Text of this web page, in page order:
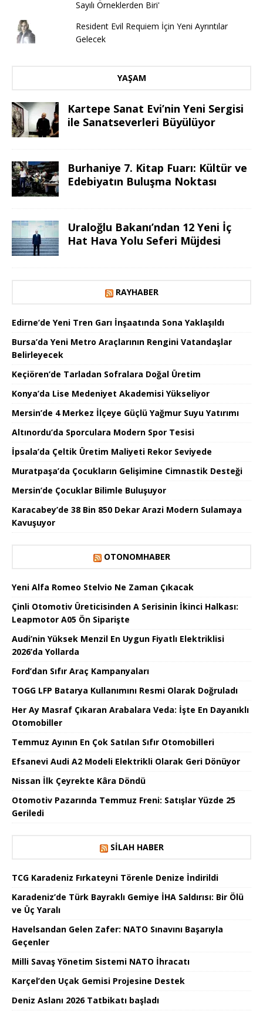
Sayılı Örneklerden Biri'
Resident Evil Requiem İçin Yeni Ayrıntılar
Gelecek
YAŞAM
Kartepe Sanat Evi’nin Yeni Sergisi
ile Sanatseverleri Büyülüyor
Burhaniye 7. Kitap Fuarı: Kültür ve
Edebiyatın Buluşma Noktası
Uraloğlu Bakanı’ndan 12 Yeni İç
Hat Hava Yolu Seferi Müjdesi
RAYHABER
Edirne’de Yeni Tren Garı İnşaatında Sona Yaklaşıldı
Bursa’da Yeni Metro Araçlarının Rengini Vatandaşlar
Belirleyecek
Keçiören’de Tarladan Sofralara Doğal Üretim
Konya’da Lise Medeniyet Akademisi Yükseliyor
Mersin’de 4 Merkez İlçeye Güçlü Yağmur Suyu Yatırımı
Altınordu’da Sporculara Modern Spor Tesisi
İpsala’da Çeltik Üretim Maliyeti Rekor Seviyede
Muratpaşa’da Çocukların Gelişimine Cimnastik Desteği
Mersin’de Çocuklar Bilimle Buluşuyor
Karacabey’de 38 Bin 850 Dekar Arazi Modern Sulamaya
Kavuşuyor
OTONOMHABER
Yeni Alfa Romeo Stelvio Ne Zaman Çıkacak
Çinli Otomotiv Üreticisinden A Serisinin İkinci Halkası:
Leapmotor A05 Ön Siparişte
Audi’nin Yüksek Menzil En Uygun Fiyatlı Elektriklisi
2026’da Yollarda
Ford’dan Sıfır Araç Kampanyaları
TOGG LFP Batarya Kullanımını Resmi Olarak Doğruladı
Her Ay Masraf Çıkaran Arabalara Veda: İşte En Dayanıklı
Otomobiller
Temmuz Ayının En Çok Satılan Sıfır Otomobilleri
Efsanevi Audi A2 Modeli Elektrikli Olarak Geri Dönüyor
Nissan İlk Çeyrekte Kâra Döndü
Otomotiv Pazarında Temmuz Freni: Satışlar Yüzde 25
Geriledi
SILAH HABER
TCG Karadeniz Fırkateyni Törenle Denize İndirildi
Karadeniz’de Türk Bayraklı Gemiye İHA Saldırısı: Bir Ölü
ve Üç Yaralı
Havelsandan Gelen Zafer: NATO Sınavını Başarıyla
Geçenler
Milli Savaş Yönetim Sistemi NATO İhracatı
Karçel’den Uçak Gemisi Projesine Destek
Deniz Aslanı 2026 Tatbikatı başladı